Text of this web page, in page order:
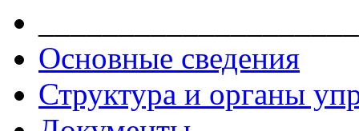
Основные сведения
Структура и органы